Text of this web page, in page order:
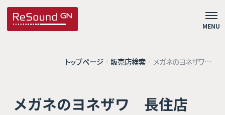
MENU
トップページ 販売店検索 メガネのヨネザワ
長住店
メガネのヨネザワ 長住店